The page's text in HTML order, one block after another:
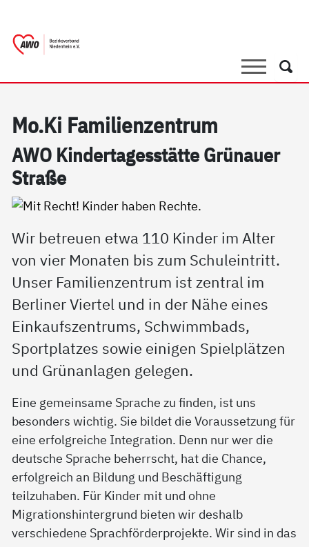
SucheSuche
Mo.Ki Fa­mi­li­en­zen­trum
AWO Kin­der­ta­ges­stät­te Grünau­er
Stra­ße
Wir betreuen etwa 110 Kinder im Alter
von vier Monaten bis zum Schuleintritt.
Unser Familienzentrum ist zentral im
Berliner Viertel und in der Nähe eines
Einkaufszentrums, Schwimmbads,
Sportplatzes sowie einigen Spielplätzen
und Grünanlagen gelegen.
Eine gemeinsame Sprache zu finden, ist uns
besonders wichtig. Sie bildet die Voraussetzung für
eine erfolgreiche Integration. Denn nur wer die
deutsche Sprache beherrscht, hat die Chance,
erfolgreich an Bildung und Beschäftigung
teilzuhaben. Für Kinder mit und ohne
Migrationshintergrund bieten wir deshalb
verschiedene Sprachförderprojekte. Wir sind in das